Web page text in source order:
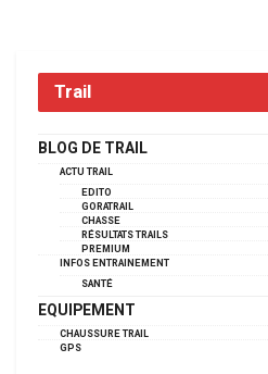
Trail
BLOG DE TRAIL
ACTU TRAIL
EDITO
GORATRAIL
CHASSE
RÉSULTATS TRAILS
PREMIUM
INFOS ENTRAINEMENT
SANTÉ
EQUIPEMENT
CHAUSSURE TRAIL
GPS